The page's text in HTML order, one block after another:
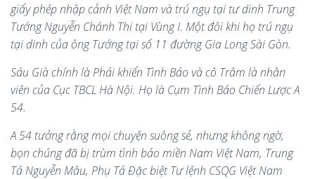
giấy phép nhập cảnh Việt Nam và trú ngụ tại tư dinh Trung
Tướng Nguyễn Chánh Thi tại Vùng I. Một đôi khi họ trú ngụ
tại dinh của ông Tướng tại số 11 đường Gia Long Sài Gòn.
Sáu Già chính là Phái khiển Tình Báo và cô Trâm là nhân
viên của Cục TBCL Hà Nội. Họ là Cụm Tình Báo Chiến Lược A
54.
A 54 tưởng rằng mọi chuyện suông sẻ, nhưng không ngờ,
bọn chúng đã bị trùm tình báo miền Nam Việt Nam, Trung
Tá Nguyễn Mâu, Phụ Tá Đặc biệt Tư lệnh CSQG Việt Nam